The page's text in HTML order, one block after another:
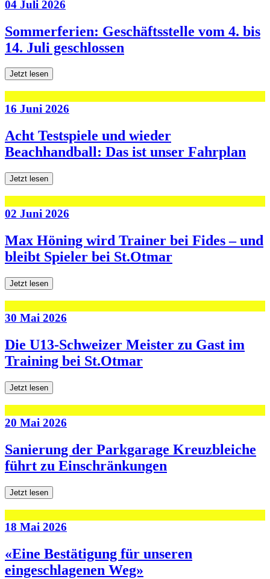
04 Juli 2026
Sommerferien: Geschäftsstelle vom 4. bis
14. Juli geschlossen
Jetzt lesen
16 Juni 2026
Acht Testspiele und wieder
Beachhandball: Das ist unser Fahrplan
Jetzt lesen
02 Juni 2026
Max Höning wird Trainer bei Fides – und
bleibt Spieler bei St.Otmar
Jetzt lesen
30 Mai 2026
Die U13-Schweizer Meister zu Gast im
Training bei St.Otmar
Jetzt lesen
20 Mai 2026
Sanierung der Parkgarage Kreuzbleiche
führt zu Einschränkungen
Jetzt lesen
18 Mai 2026
«Eine Bestätigung für unseren
eingeschlagenen Weg»